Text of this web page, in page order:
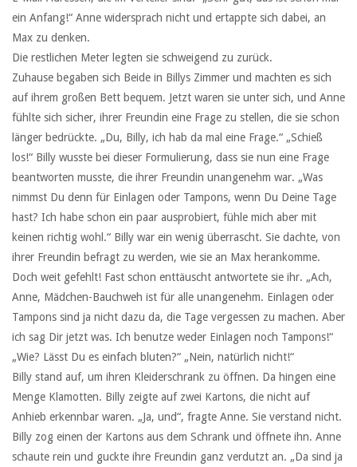
ein Anfang!“ Anne widersprach nicht und ertappte sich dabei, an
Max zu denken.
Die restlichen Meter legten sie schweigend zu zurück.
Zuhause begaben sich Beide in Billys Zimmer und machten es sich
auf ihrem großen Bett bequem. Jetzt waren sie unter sich, und Anne
fühlte sich sicher, ihrer Freundin eine Frage zu stellen, die sie schon
länger bedrückte. „Du, Billy, ich hab da mal eine Frage.“ „Schieß
los!“ Billy wusste bei dieser Formulierung, dass sie nun eine Frage
beantworten musste, die ihrer Freundin unangenehm war. „Was
nimmst Du denn für Einlagen oder Tampons, wenn Du Deine Tage
hast? Ich habe schon ein paar ausprobiert, fühle mich aber mit
keinen richtig wohl.“ Billy war ein wenig überrascht. Sie dachte, von
ihrer Freundin befragt zu werden, wie sie an Max herankomme.
Doch weit gefehlt! Fast schon enttäuscht antwortete sie ihr. „Ach,
Anne, Mädchen-Bauchweh ist für alle unangenehm. Einlagen oder
Tampons sind ja nicht dazu da, die Tage vergessen zu machen. Aber
ich sag Dir jetzt was. Ich benutze weder Einlagen noch Tampons!“
„Wie? Lässt Du es einfach bluten?“ „Nein, natürlich nicht!“
Billy stand auf, um ihren Kleiderschrank zu öffnen. Da hingen eine
Menge Klamotten. Billy zeigte auf zwei Kartons, die nicht auf
Anhieb erkennbar waren. „Ja, und“, fragte Anne. Sie verstand nicht.
Billy zog einen der Kartons aus dem Schrank und öffnete ihn. Anne
schaute rein und guckte ihre Freundin ganz verdutzt an. „Da sind ja